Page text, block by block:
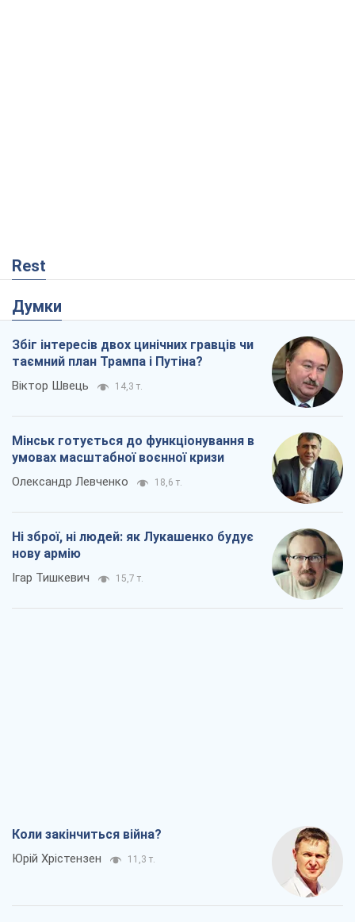
Rest
Думки
Збіг інтересів двох цинічних гравців чи
таємний план Трампа і Путіна?
Віктор Швець 14,3 т.
Мінськ готується до функціонування в
умовах масштабної воєнної кризи
Олександр Левченко 18,6 т.
Ні зброї, ні людей: як Лукашенко будує
нову армію
Ігар Тишкевич 15,7 т.
Коли закінчиться війна?
Юрій Хрістензен 11,3 т.